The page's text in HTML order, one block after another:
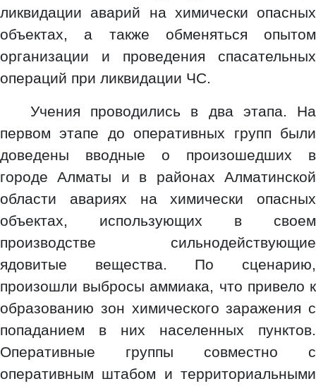
ликвидации аварий на химически опасных
объектах, а также обменяться опытом
организации и проведения спасательных
операций при ликвидации ЧС.
Учения проводились в два этапа. На
первом этапе до оперативных групп были
доведены вводные о произошедших в
городе Алматы и в районах Алматинской
области авариях на химически опасных
объектах, использующих в своем
производстве сильнодействующие
ядовитые вещества. По сценарию,
произошли выбросы аммиака, что привело к
образованию зон химического заражения с
попаданием в них населенных пунктов.
Оперативные группы совместно с
оперативным штабом и территориальными